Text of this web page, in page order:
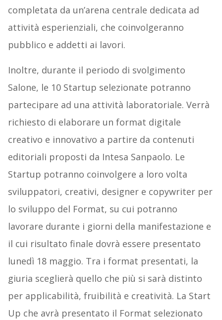
completata da un’arena centrale dedicata ad
attività esperienziali, che coinvolgeranno
pubblico e addetti ai lavori.
Inoltre, durante il periodo di svolgimento
Salone, le 10 Startup selezionate potranno
partecipare ad una attività laboratoriale. Verrà
richiesto di elaborare un format digitale
creativo e innovativo a partire da contenuti
editoriali proposti da Intesa Sanpaolo. Le
Startup potranno coinvolgere a loro volta
sviluppatori, creativi, designer e copywriter per
lo sviluppo del Format, su cui potranno
lavorare durante i giorni della manifestazione e
il cui risultato finale dovrà essere presentato
lunedì 18 maggio. Tra i format presentati, la
giuria sceglierà quello che più si sarà distinto
per applicabilità, fruibilità e creatività. La Start
Up che avrà presentato il Format selezionato